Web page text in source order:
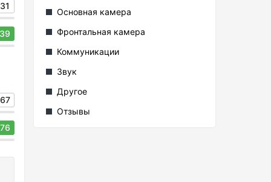
31
39
67
76
Основная камера
Фронтальная камера
Коммуникации
Звук
Другое
Отзывы